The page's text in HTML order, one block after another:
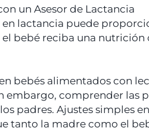
un Asesor de Lactancia
en lactancia puede
el bebé reciba una nutrición
bebés alimentados con
embargo, comprender las
padres. Ajustes simples
tanto la madre como el